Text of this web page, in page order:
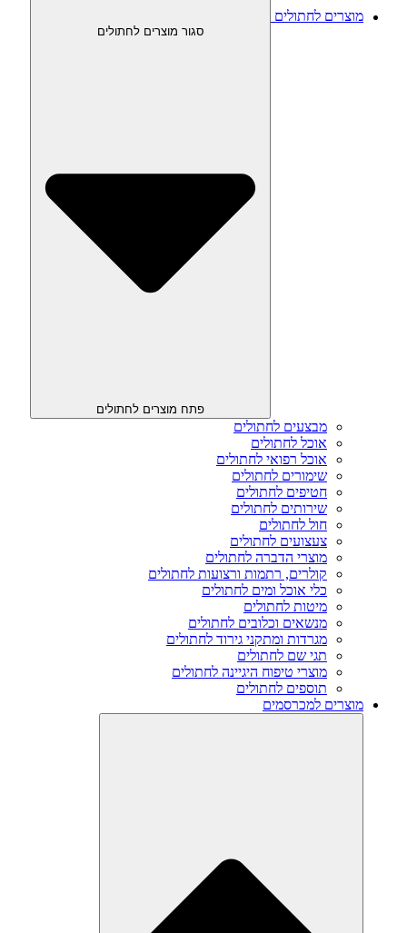
מוצרים לחתולים
סגור מוצרים לחתולים
פתח מוצרים לחתולים
מבצעים לחתולים
אוכל לחתולים
אוכל רפואי לחתולים
שימורים לחתולים
חטיפים לחתולים
שירותים לחתולים
חול לחתולים
צעצועים לחתולים
מוצרי הדברה לחתולים
קולרים, רתמות ורצועות לחתולים
כלי אוכל ומים לחתולים
מיטות לחתולים
מנשאים וכלובים לחתולים
מגרדות ומתקני גירוד לחתולים
תגי שם לחתולים
מוצרי טיפוח היגיינה לחתולים
תוספים לחתולים
מוצרים למכרסמים